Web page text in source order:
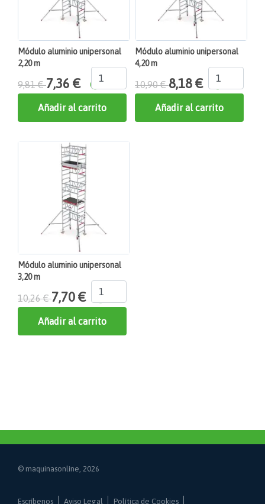
Módulo aluminio unipersonal
2,20 m
9,81 € 7,36 €
Añadir al carrito
Módulo aluminio unipersonal
4,20 m
10,90 € 8,18 €
Añadir al carrito
Módulo aluminio unipersonal
3,20 m
10,26 € 7,70 €
Añadir al carrito
© maquinasonline, 2026
Escríbenos Aviso Legal Política de Cookies